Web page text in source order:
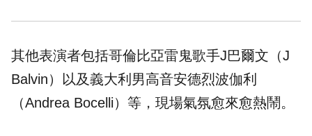
其他表演者包括哥倫比亞雷鬼歌手J巴爾文（J
Balvin）以及義大利男高音安德烈波伽利
（Andrea Bocelli）等，現場氣氛愈來愈熱鬧。